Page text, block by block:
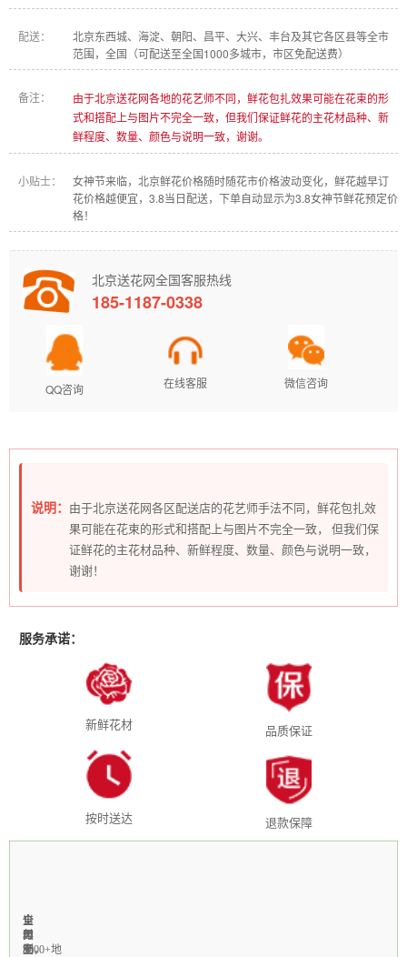
配送：
北京东西城、海淀、朝阳、昌平、大兴、丰台及其它各区县等全市
范围，全国（可配送至全国1000多城市，市区免配送费）
备注：
由于北京送花网各地的花艺师不同，鲜花包扎效果可能在花束的形
式和搭配上与图片不完全一致，但我们保证鲜花的主花材品种、新
鲜程度、数量、颜色与说明一致，谢谢。
小贴士：
女神节来临，北京鲜花价格随时随花市价格波动变化，鲜花越早订
花价格越便宜，3.8当日配送，下单自动显示为3.8女神节鲜花预定价
格！
北京送花网全国客服热线
185-1187-0338
QQ咨询 在线客服 微信咨询
说明： 由于北京送花网各区配送店的花艺师手法不同，鲜花包扎效
果可能在花束的形式和搭配上与图片不完全一致， 但我们保
证鲜花的主花材品种、新鲜程度、数量、颜色与说明一致，
谢谢！
服务承诺：
新鲜花材 品质保证
按时送达 退款保障
全
国
3000+地
1-
3
小
当
天
制
全
年
无
支
付
宝，